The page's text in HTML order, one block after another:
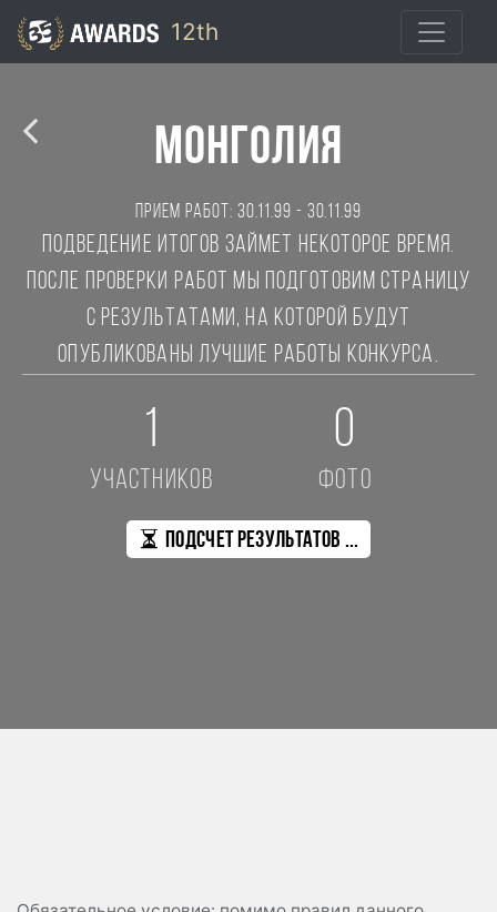
12th
Монголия
Прием работ: 30.11.99 - 30.11.99
Подведение итогов займет некоторое время.
После проверки работ мы подготовим страницу
с результатами, на которой будут
опубликованы лучшие работы конкурса.
1
участников
0
фото
Подсчет результатов ...